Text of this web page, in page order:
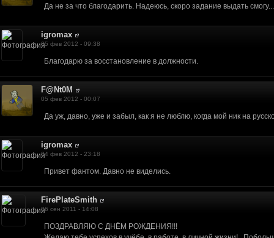
группы стучался - то там уже обсудили, разберёмся дальше уже со
Java. Я так был впечатлен вашим проектом,что хочу предложить вам свою
сферам.
moltenclouds.com/index.php?showtopic=473
телефона, при телефонной регистрации ему генерируется имя, по
Да не за что благодарить. Надеюсь, скоро задание выдать смогу...
igromax
05 фев 2012 - 09:38
Благодарю за восстановление в должности.
F@Nt0M
05 фев 2012 - 00:07
Да уж, давно, уже и забыл, как я не люблю, когда мой ник на
igromax
04 фев 2012 - 23:18
Привет фантом. Давно не виделись.
FirePlateSmith
06 сен 2011 - 14:08
ПОЗДРАВЛЯЮ С ДНЁМ РОЖДЕНИЯ!!!